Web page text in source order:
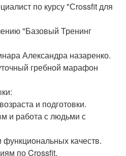
по курсу "Сrossfit для
"Базовый Тренинг
Александра назаренко.
гребной марафон
и подготовки.
и работа с людьми с
качеств.
по Crossfit,